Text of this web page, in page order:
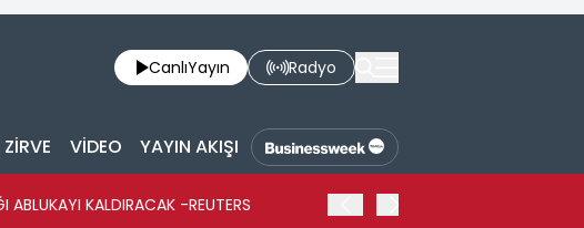
CanlıYayın Radyo
ZİRVE VİDEO YAYIN AKIŞI
KALDIRACAK -REUTERS